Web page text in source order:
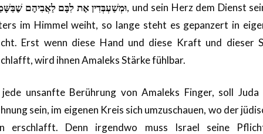
וּמְשַׁעְבְּדִין אֶת לִבָּם לַאֲבִיהֶם, und sein Herz dem Dienst
im Himmel weiht, so lange steht es gepanzert in
Erst wenn diese Hand und diese Kraft und dieser
wird ihnen Amaleks Stärke fühlbar.
jede unsanfte Berührung von Amaleks Finger, soll Juda
sein, im eigenen Kreis sich umzuschauen, wo der
erschlafft. Denn irgendwo muss Israel seine